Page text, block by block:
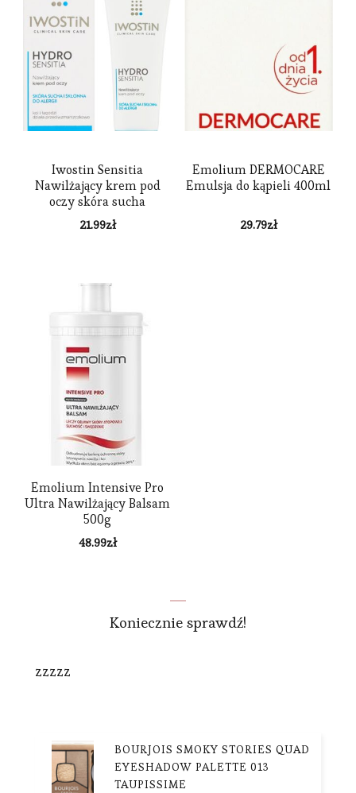
Iwostin Sensitia
Nawilżający krem pod
oczy skóra sucha
wrażliwa 25ml
21.99zł
Emolium DERMOCARE
Emulsja do kąpieli 400ml
29.79zł
Emolium Intensive Pro
Ultra Nawilżający Balsam
500g
48.99zł
Koniecznie sprawdź!
zzzzz
BOURJOIS SMOKY STORIES QUAD
EYESHADOW PALETTE 013
TAUPISSIME